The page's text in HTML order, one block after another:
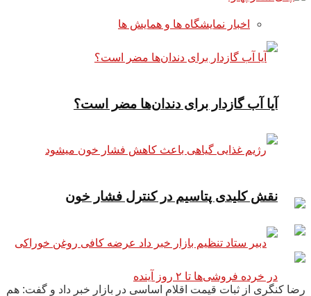
اخبار نمایشگاه ها و همایش ها
آیا آب گازدار برای دندان‌ها مضر است؟
نقش کلیدی پتاسیم در کنترل فشار خون
رضا کنگری از ثبات قیمت اقلام اساسی در بازار خبر داد و گفت: هم